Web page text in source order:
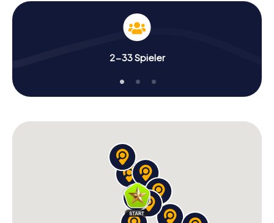
2-33 Spieler